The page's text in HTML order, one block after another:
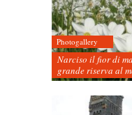
Photogallery
Narciso il fior di
grande riserva al